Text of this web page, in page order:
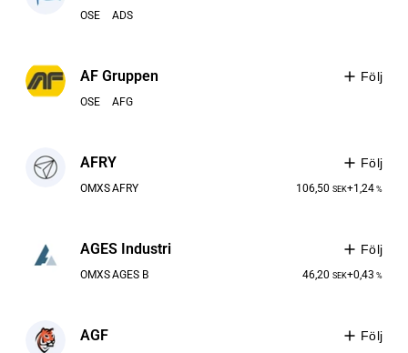
OSE ADS
AF Gruppen Följ
OSE AFG
AFRY Följ
OMXSAFRY 106,50 SEK+1,24 %
AGES Industri Följ
OMXSAGES B 46,20 SEK+0,43 %
AGF Följ